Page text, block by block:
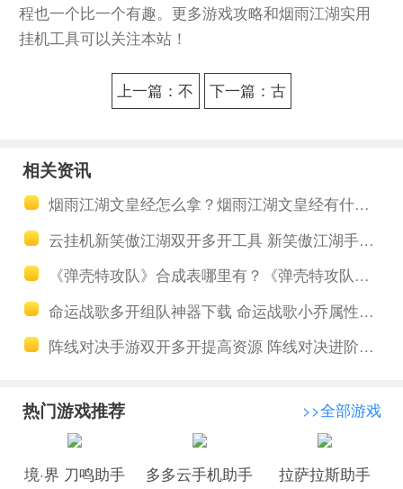
程也一个比一个有趣。更多游戏攻略和烟雨江湖实用
挂机工具可以关注本站！
上一篇：不
下一篇：古
相关资讯
烟雨江湖文皇经怎么拿？烟雨江湖文皇经有什么用？
云挂机新笑傲江湖双开多开工具 新笑傲江湖手游侠客好感度有什么用
《弹壳特攻队》合成表哪里有？《弹壳特攻队》全装备武器合成表详解
命运战歌多开组队神器下载 命运战歌小乔属性一览
阵线对决手游双开多开提高资源 阵线对决进阶攻略
热门游戏推荐 >>全部游戏
境·界 刀鸣助手 多多云手机助手 拉萨拉斯助手